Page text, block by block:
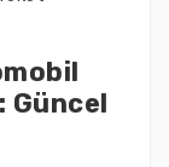
Güncel